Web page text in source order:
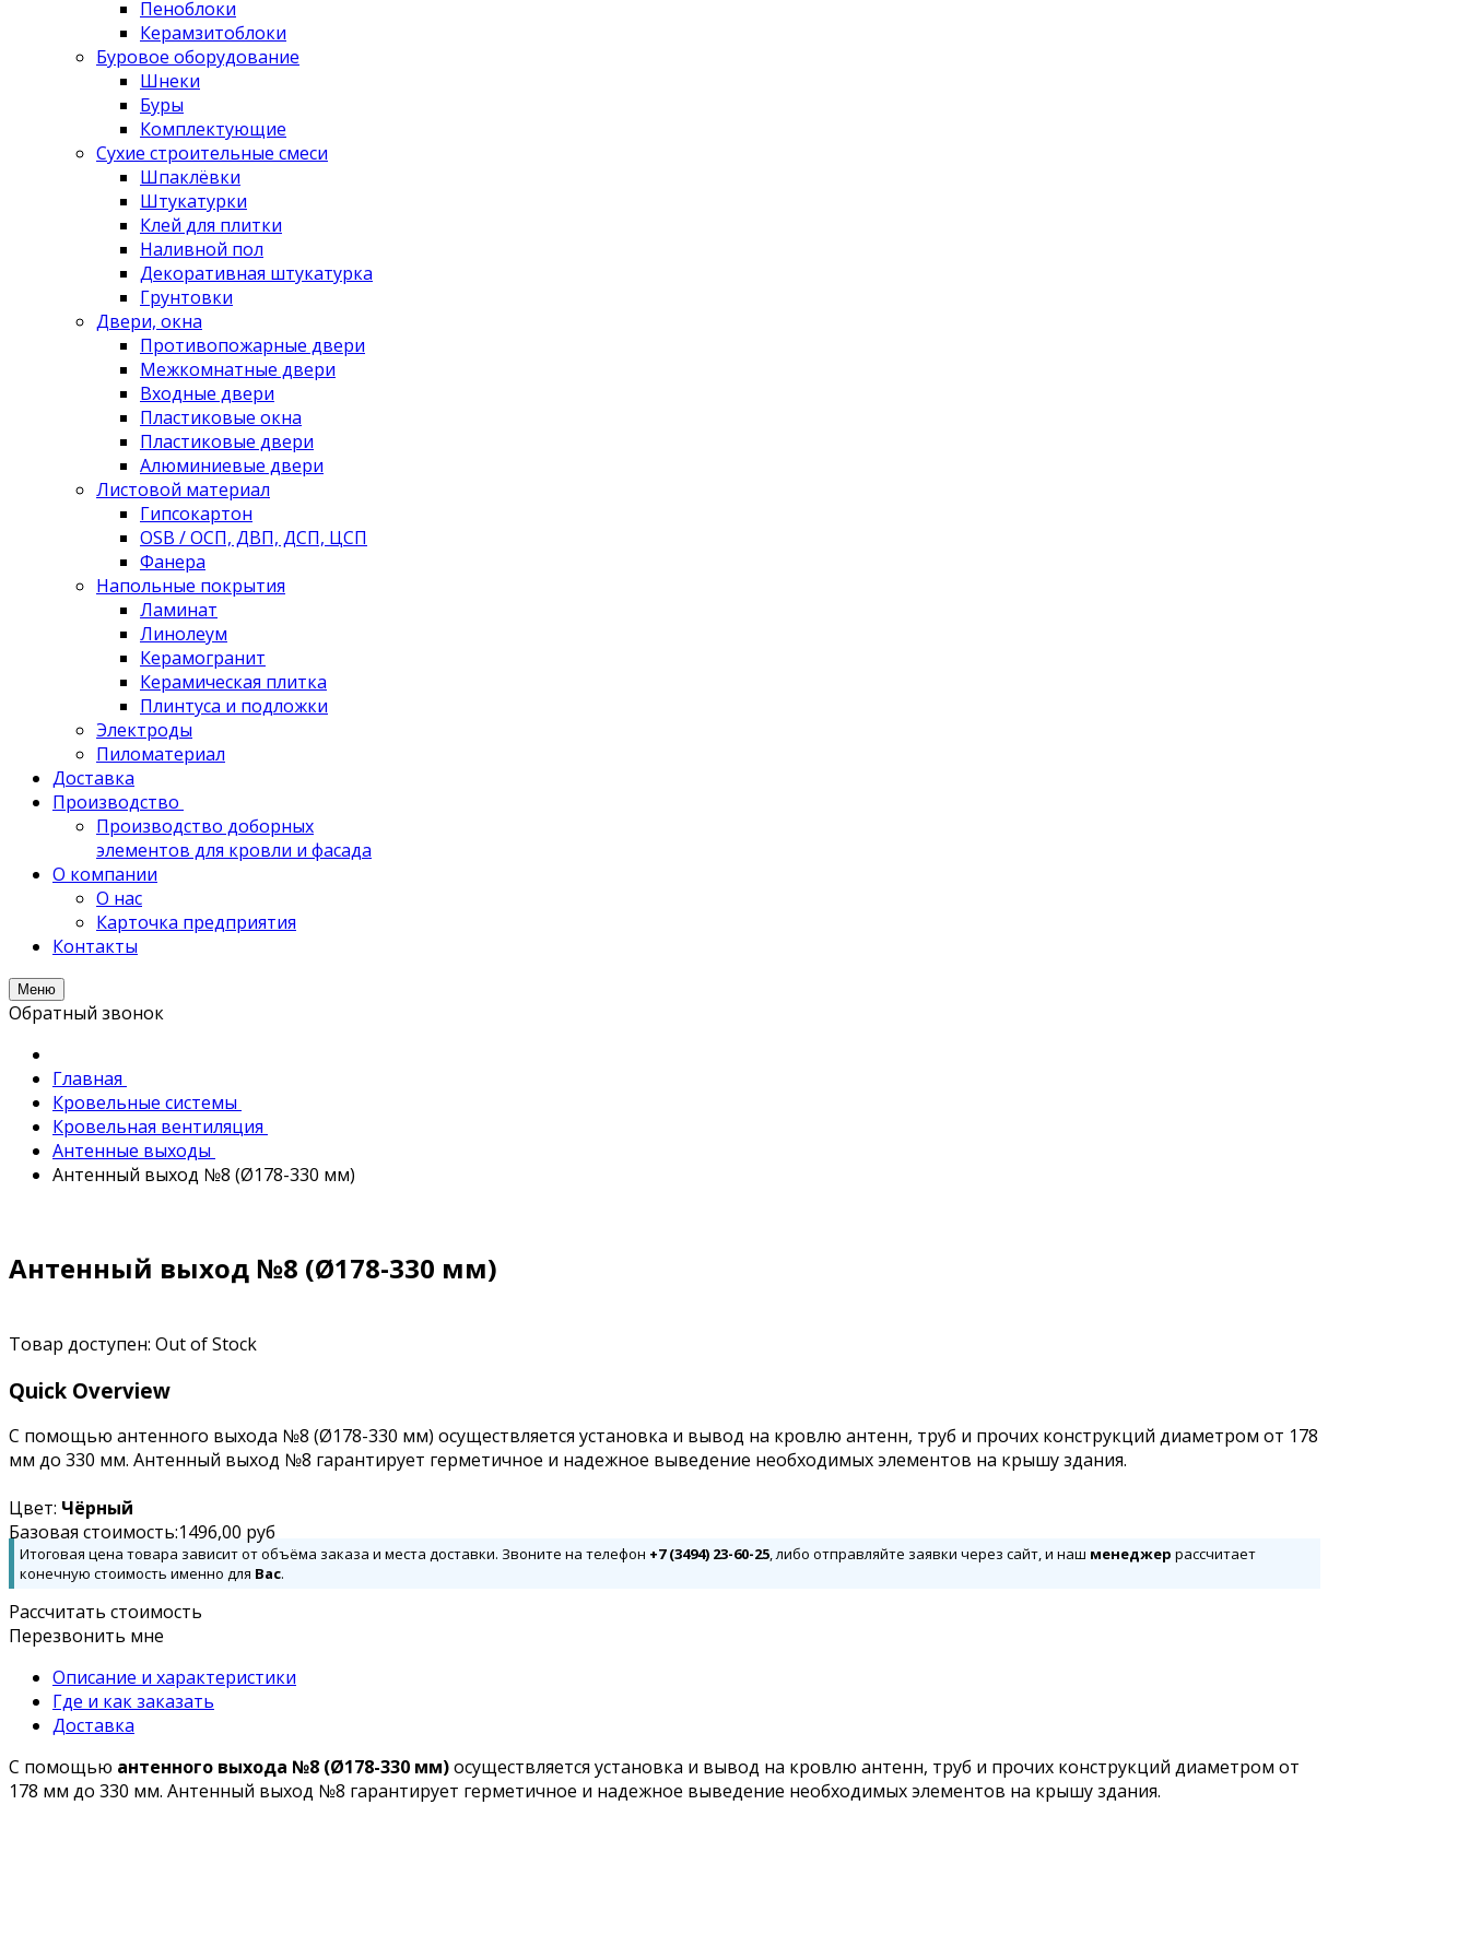
Пеноблоки
Керамзитоблоки
Буровое оборудование
Шнеки
Буры
Комплектующие
Сухие строительные смеси
Шпаклёвки
Штукатурки
Клей для плитки
Наливной пол
Декоративная штукатурка
Грунтовки
Двери, окна
Противопожарные двери
Межкомнатные двери
Входные двери
Пластиковые окна
Пластиковые двери
Алюминиевые двери
Листовой материал
Гипсокартон
OSB / ОСП, ДВП, ДСП, ЦСП
Фанера
Напольные покрытия
Ламинат
Линолеум
Керамогранит
Керамическая плитка
Плинтуса и подложки
Электроды
Пиломатериал
Доставка
Производство
Производство доборных
элементов для кровли и фасада
О компании
О нас
Карточка предприятия
Контакты
Меню
Обратный звонок
Главная
Кровельные системы
Кровельная вентиляция
Антенные выходы
Антенный выход №8 (Ø178-330 мм)
Антенный выход №8 (Ø178-330 мм)
Товар доступен: Out of Stock
Quick Overview
С помощью антенного выхода №8 (Ø178-330 мм) осуществляется установка и вывод на кровлю антенн, труб и прочих конструкций диаметром от 178
мм до 330 мм. Антенный выход №8 гарантирует герметичное и надежное выведение необходимых элементов на крышу здания.
Цвет: Чёрный
Базовая стоимость:1496,00 руб
Итоговая цена товара зависит от объёма заказа и места доставки. Звоните на телефон +7 (3494) 23-60-25, либо отправляйте заявки через сайт, и наш менеджер рассчитает
конечную стоимость именно для Вас.
Рассчитать стоимость
Перезвонить мне
Описание и характеристики
Где и как заказать
Доставка
С помощью антенного выхода №8 (Ø178-330 мм)осуществляется установка и вывод на кровлю антенн, труб и прочих конструкций диаметром от
178 мм до 330 мм. Антенный выход №8 гарантирует герметичное и надежное выведение необходимых элементов на крышу здания.